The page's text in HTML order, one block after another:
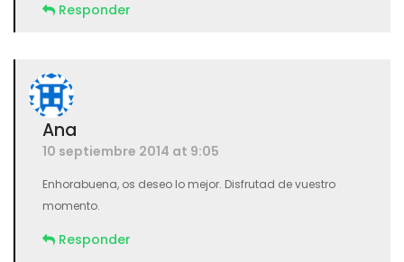
Responder
Ana
10 septiembre 2014 at 9:05
Enhorabuena, os deseo lo mejor. Disfrutad de vuestro
momento.
Responder